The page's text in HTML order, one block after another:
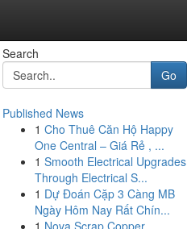
Search
Go
Published News
1 Cho Thuê Căn Hộ Happy
One Central – Giá Rẻ , ...
1 Smooth Electrical Upgrades
Through Electrical S...
1 Dự Đoán Cặp 3 Càng MB
Ngày Hôm Nay Rất Chín...
1 Nova Scrap Copper